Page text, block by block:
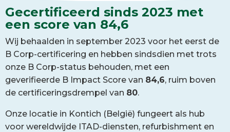
Gecertificeerd sinds 2023 met
een score van 84,6
Wij behaalden in september 2023 voor het eerst de
B Corp-certificering en hebben sindsdien met trots
onze B Corp-status behouden, met een
geverifieerde B Impact Score van 84,6, ruim boven
de certificeringsdrempel van 80.
Onze locatie in Kontich (België) fungeert als hub
voor wereldwijde ITAD-diensten, refurbishment en